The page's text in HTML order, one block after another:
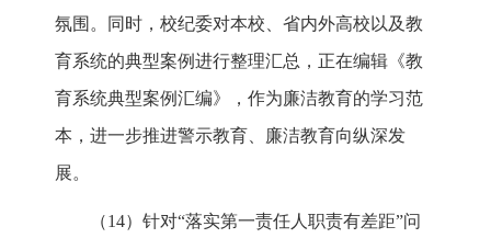
氛围。同时，校纪委对本校、省内外高校以及教
育系统的典型案例进行整理汇总，正在编辑《教
育系统典型案例汇编》，作为廉洁教育的学习范
本，进一步推进警示教育、廉洁教育向纵深发
展。
（14）针对“落实第一责任人职责有差距”问